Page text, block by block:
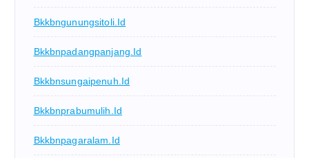
Bkkbngunungsitoli.id
Bkkbnpadangpanjang.id
Bkkbnsungaipenuh.id
Bkkbnprabumulih.id
Bkkbnpagaralam.id